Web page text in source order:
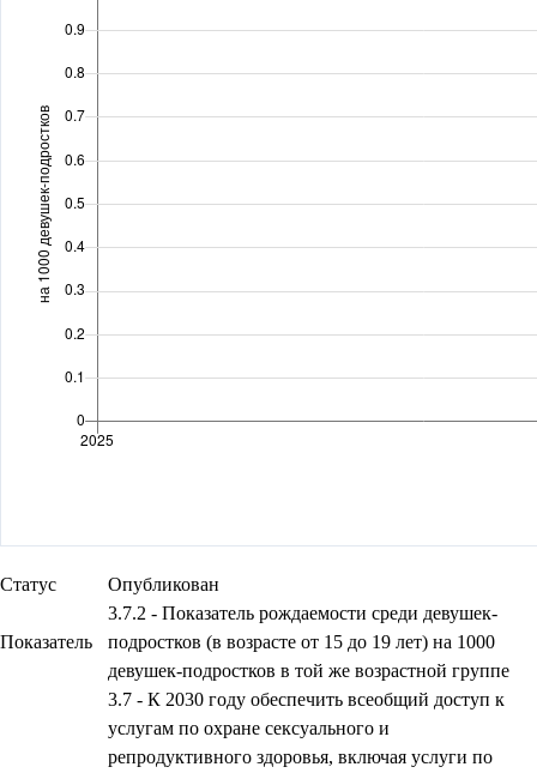
Статус Опубликован
Показатель
3.7.2 - Показатель рождаемости среди девушек-
подростков (в возрасте от 15 до 19 лет) на 1000
девушек-подростков в той же возрастной группе
3.7 - К 2030 году обеспечить всеобщий доступ к
услугам по охране сексуального и
репродуктивного здоровья, включая услуги по